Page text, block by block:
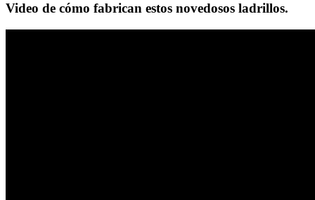
Video de cómo fabrican estos novedosos ladrillos.